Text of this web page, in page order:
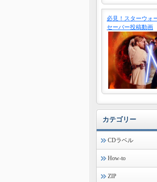
必見！スターウォ
セーバー投稿動画
カテゴリー
CDラベル
How-to
ZIP